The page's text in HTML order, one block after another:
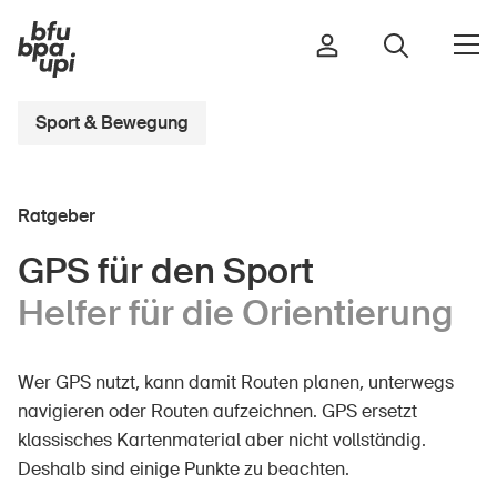
Sport & Bewegung
Zuhause & Garten
Gebäude & Anlagen
In der Kindheit
Im Alter
Sport & Bewegung
Ratgeber
GPS für den Sport
Helfer für die Orientierung
Wer GPS nutzt, kann damit Routen planen, unterwegs
navigieren oder Routen aufzeichnen. GPS ersetzt
klassisches Kartenmaterial aber nicht vollständig.
Deshalb sind einige Punkte zu beachten.